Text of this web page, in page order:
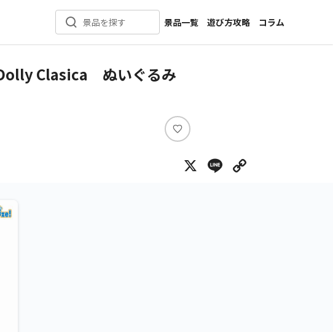
景品を探す
景品一覧
新着景品
カテゴリ一覧
遊び方攻略
コラム
インタビュー
Dolly Clasica ぬいぐるみ
い
ね
X Line